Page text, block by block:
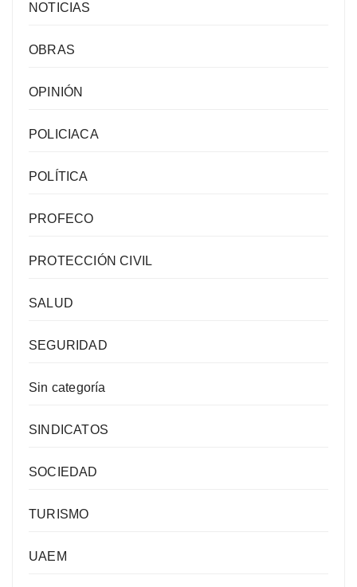
NOTICIAS
OBRAS
OPINIÓN
POLICIACA
POLÍTICA
PROFECO
PROTECCIÓN CIVIL
SALUD
SEGURIDAD
Sin categoría
SINDICATOS
SOCIEDAD
TURISMO
UAEM